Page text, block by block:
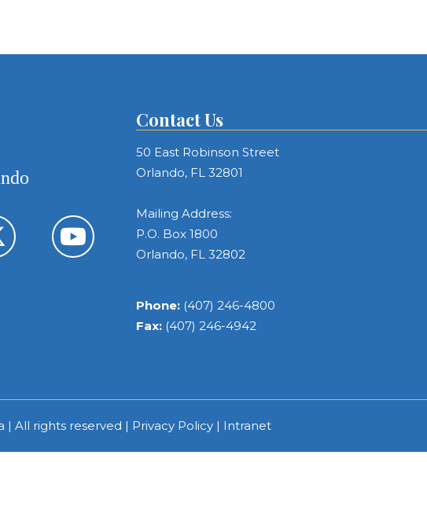
Contact Us
50 East Robinson Street
Orlando, FL 32801
Mailing Address:
P.O. Box 1800
Orlando, FL 32802
Phone: (407) 246-4800
Fax: (407) 246-4942
| All rights reserved | Privacy Policy | Intranet